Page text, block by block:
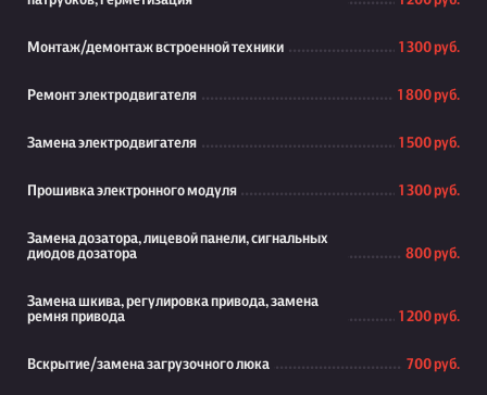
Монтаж/демонтаж встроенной техники 1 300 руб.
Ремонт электродвигателя 1 800 руб.
Замена электродвигателя 1 500 руб.
Прошивка электронного модуля 1 300 руб.
Замена дозатора, лицевой панели, сигнальных
диодов дозатора
800 руб.
Замена шкива, регулировка привода, замена
ремня привода
1 200 руб.
Вскрытие/замена загрузочного люка 700 руб.